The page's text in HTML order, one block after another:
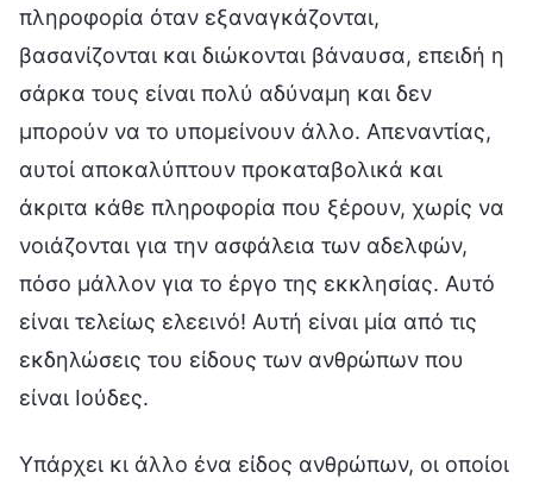
πληροφορία όταν εξαναγκάζονται,
βασανίζονται και διώκονται βάναυσα, επειδή η
σάρκα τους είναι πολύ αδύναμη και δεν
μπορούν να το υπομείνουν άλλο. Απεναντίας,
αυτοί αποκαλύπτουν προκαταβολικά και
άκριτα κάθε πληροφορία που ξέρουν, χωρίς να
νοιάζονται για την ασφάλεια των αδελφών,
πόσο μάλλον για το έργο της εκκλησίας. Αυτό
είναι τελείως ελεεινό! Αυτή είναι μία από τις
εκδηλώσεις του είδους των ανθρώπων που
είναι Ιούδες.
Υπάρχει κι άλλο ένα είδος ανθρώπων, οι οποίοι